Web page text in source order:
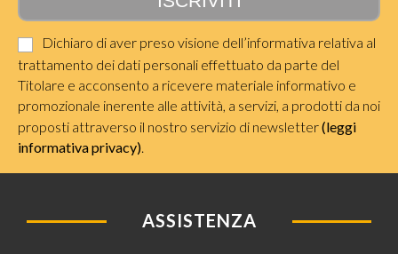
Dichiaro di aver preso visione dell’informativa relativa al
trattamento dei dati personali effettuato da parte del
Titolare e acconsento a ricevere materiale informativo e
promozionale inerente alle attività, a servizi, a prodotti da noi
proposti attraverso il nostro servizio di newsletter(leggi
informativa privacy).
ASSISTENZA